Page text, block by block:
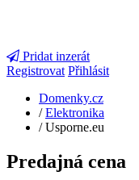
Pridat inzerát
Registrovat Přihlásit
Domenky.cz
/Elektronika
/Usporne.eu
Predajná cena